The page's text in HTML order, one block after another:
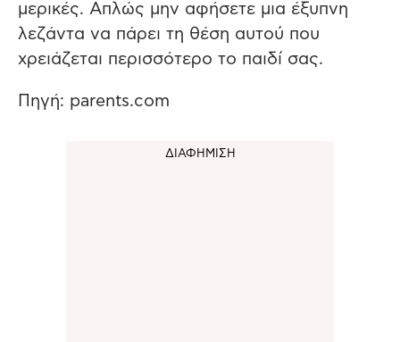
μερικές. Απλώς μην αφήσετε μια έξυπνη
λεζάντα να πάρει τη θέση αυτού που
χρειάζεται περισσότερο το παιδί σας.
Πηγή: parents.com